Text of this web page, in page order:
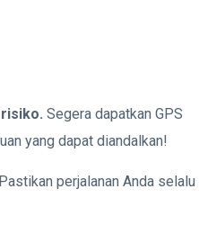
Segera dapatkan GPS
yang dapat diandalkan!
Pastikan perjalanan Anda selalu